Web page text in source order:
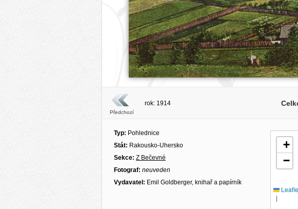
Předchozí
rok: 1914
Typ: Pohlednice
Stát: Rakousko-Uhersko
Sekce: Z Bečevné
Fotograf: neuveden
Vydavatel: Emil Goldberger, knihař a papírník
+
−
|